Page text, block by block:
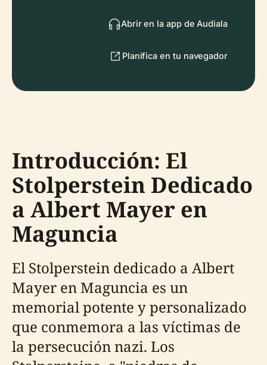
Abrir en la app de Audiala
Planifica en tu navegador
Introducción: El
Stolperstein Dedicado
a Albert Mayer en
Maguncia
El Stolperstein dedicado a Albert
Mayer en Maguncia es un
memorial potente y personalizado
que conmemora a las víctimas de
la persecución nazi. Los